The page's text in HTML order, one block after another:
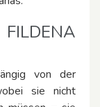
von der
sie nicht